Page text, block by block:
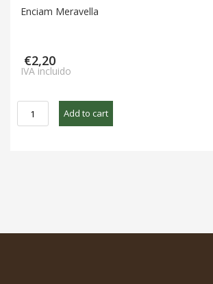
Enciam Meravella
€2,20
IVA incluido
Meravella
Add to cart